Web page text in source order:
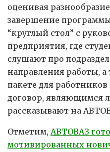
оценивая
завершение
“круглый стол” с
предприятия, где
слушают про
направления работы,
пакете для
договор, являющимся
рассказывают на
Отметим, АВТОВАЗ
мотивированных